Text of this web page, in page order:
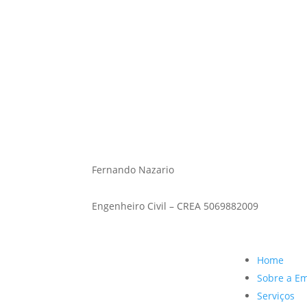
Fernando Nazario
Engenheiro Civil – CREA 5069882009
Home
Sobre a
Serviços